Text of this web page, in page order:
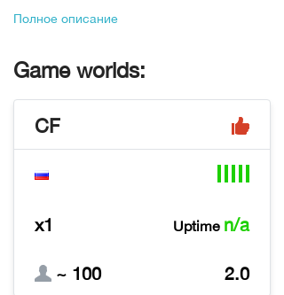
CFHD и CFM!
— Частые обновления и отзывчивая
администрация!
— В магазине за очки доступны все
Лейтенанта!
— И многое другое!
В рейтинге с
Переходов
4233
Полное описание
Game worlds:
CF
x1 Uptime n/a
~ 100 2.0